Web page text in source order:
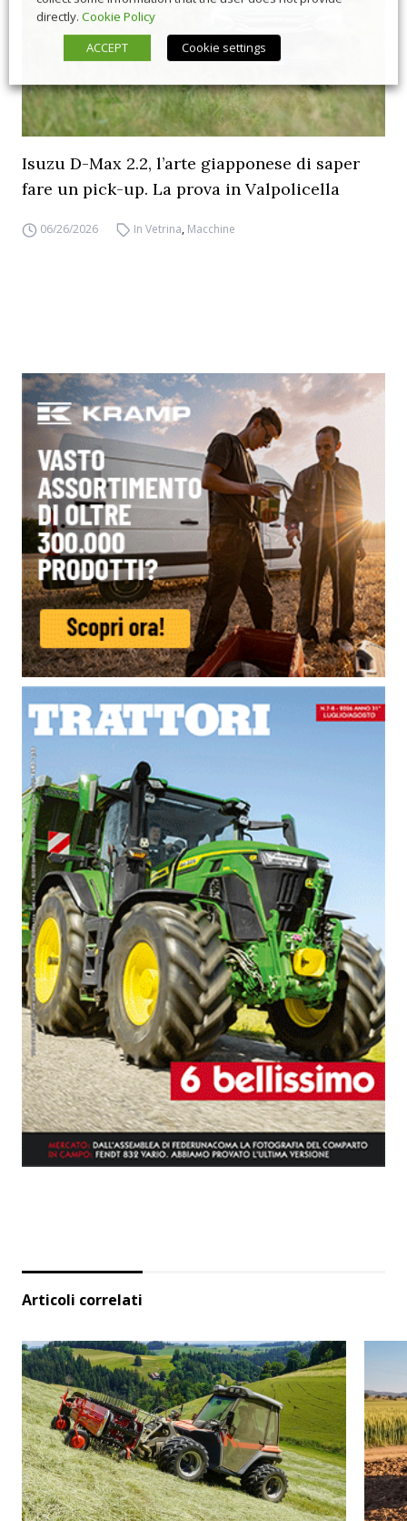
Isuzu D-Max 2.2, l’arte giapponese di saper
fare un pick-up. La prova in Valpolicella
06/26/2026 In Vetrina, Macchine
Articoli correlati
directly. Cookie Policy
ACCEPT
Cookie settings